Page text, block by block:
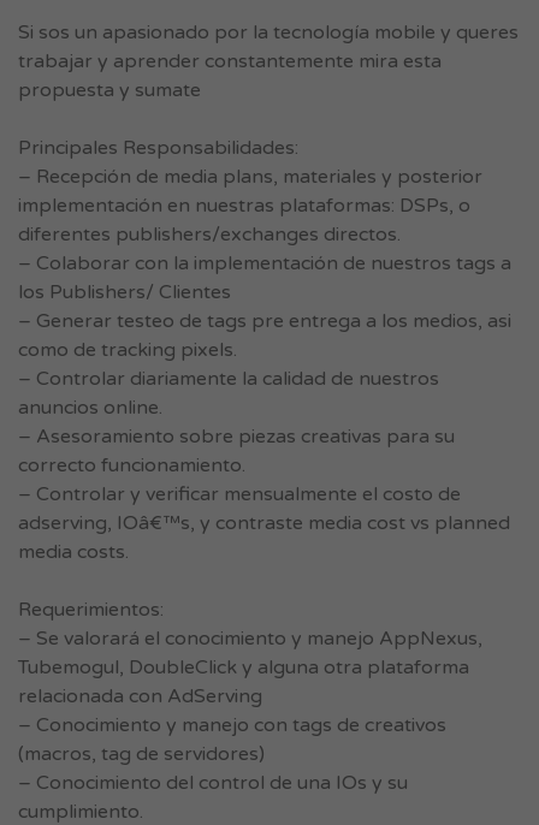
Si sos un apasionado por la tecnología mobile y queres
trabajar y aprender constantemente mira esta
propuesta y sumate
Principales Responsabilidades:
– Recepción de media plans, materiales y posterior
implementación en nuestras plataformas: DSPs, o
diferentes publishers/exchanges directos.
– Colaborar con la implementación de nuestros tags a
los Publishers/ Clientes
– Generar testeo de tags pre entrega a los medios, asi
como de tracking pixels.
– Controlar diariamente la calidad de nuestros
anuncios online.
– Asesoramiento sobre piezas creativas para su
correcto funcionamiento.
– Controlar y verificar mensualmente el costo de
adserving, IOâ€™s, y contraste media cost vs planned
media costs.
Requerimientos:
– Se valorará el conocimiento y manejo AppNexus,
Tubemogul, DoubleClick y alguna otra plataforma
relacionada con AdServing
– Conocimiento y manejo con tags de creativos
(macros, tag de servidores)
– Conocimiento del control de una IOs y su
cumplimiento.